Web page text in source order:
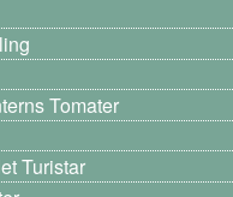
Tomater
Turistar